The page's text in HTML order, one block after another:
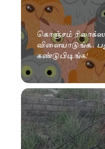
கொஞ்சம்
விளையாடுங்க..
கண்டுபிடிங்க!